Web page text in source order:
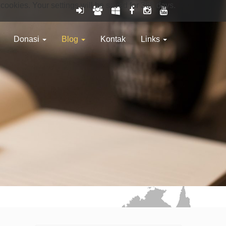
Donasi Blog Kontak Links
Your settings will be saved for 365 days.